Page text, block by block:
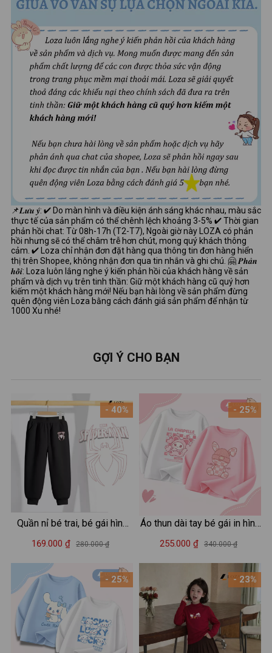
📌𝑳𝒖̛𝒖 𝒚́: ✔ Do màn hình và điều kiện ánh sáng khác nhau, màu sắc
thực tế của sản phẩm có thể chênh lệch khoảng 3-5% ✔ Thời gian
phản hồi chat: Từ 08h-17h (T2-T7), Ngoài giờ này LOZA có phản
hồi nhưng sẽ có thể châm trễ hơn chút, mong quý khách thông
cảm. ✔ Loza chỉ nhận đơn đặt hàng qua thông tin đơn hàng hiển
thị trên Shopee, không nhận đơn qua tin nhắn và ghi chú. 🤗 𝑷𝒉𝒂̉𝒏
𝒉𝒐̂̀𝒊: Loza luôn lắng nghe ý kiến phản hồi của khách hàng về sản
phẩm và dịch vụ trên tinh thần: Giữ một khách hàng cũ quý hơn
kiếm một khách hàng mới! Nếu bạn hài lòng về sản phẩm đừng
quên động viên Loza bằng cách đánh giá sản phẩm để nhận từ
1000 Xu nhé!
GỢI Ý CHO BẠN
- 40%
Quần nỉ bé trai, bé gái hình
Capybara, hình số dễ mặc -
169.000 ₫ 280.000 ₫
- 25%
- 25%
Áo thun dài tay bé gái in hình
dễ thương Kuromi cho bé từ
em Loza Kids - KT008
255.000 ₫ 340.000 ₫
- 23%